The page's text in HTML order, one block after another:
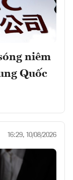
niêm
Quốc
16:29, 10/08/2026